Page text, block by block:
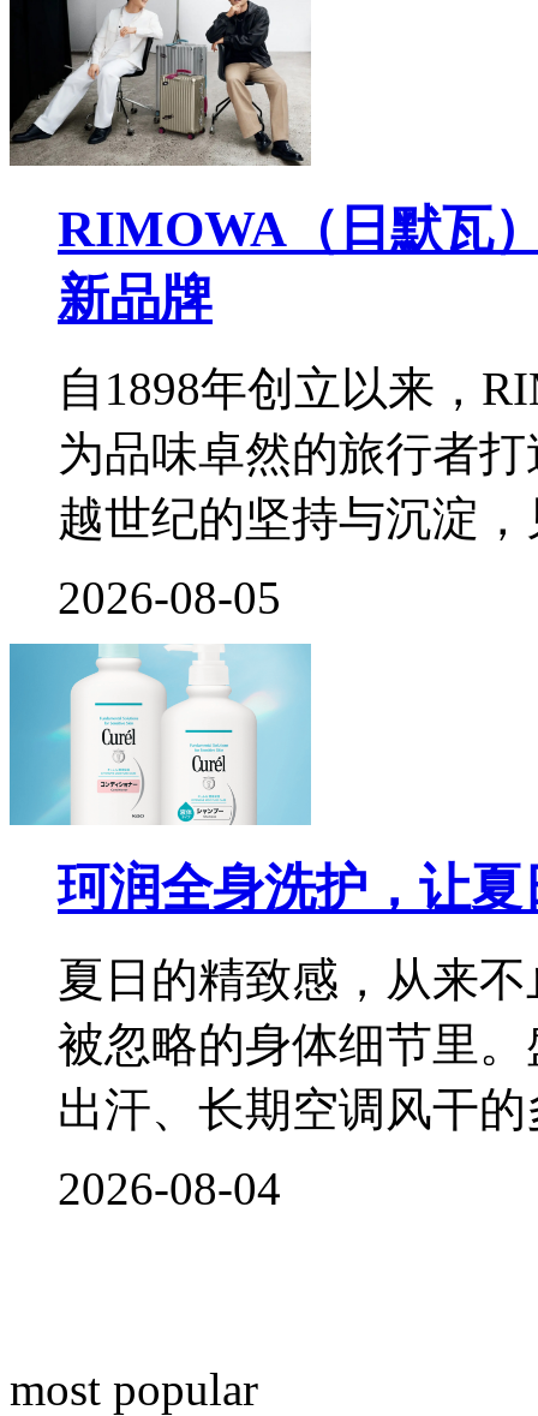
RIMOWA（日默瓦
新品牌
自1898年创立以来，
为品味卓然的旅行者
越世纪的坚持与沉淀
2026-08-05
珂润全身洗护，让
夏日的精致感，从来
被忽略的身体细节里
出汗、长期空调风干
2026-08-04
most popular